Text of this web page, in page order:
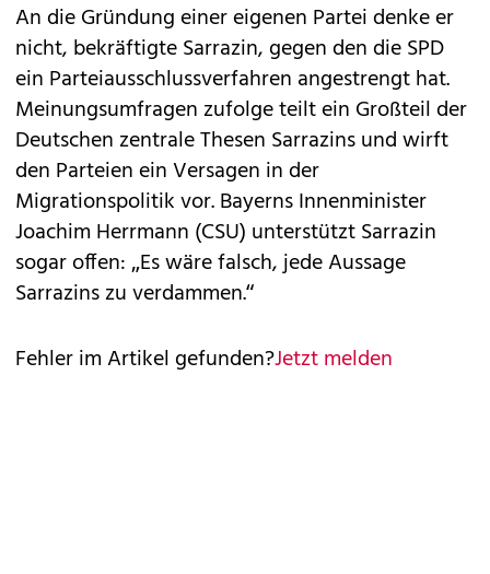
An die Gründung einer eigenen Partei denke er
nicht, bekräftigte Sarrazin, gegen den die SPD
ein Parteiausschlussverfahren angestrengt hat.
Meinungsumfragen zufolge teilt ein Großteil der
Deutschen zentrale Thesen Sarrazins und wirft
den Parteien ein Versagen in der
Migrationspolitik vor. Bayerns Innenminister
Joachim Herrmann (CSU) unterstützt Sarrazin
sogar offen: „Es wäre falsch, jede Aussage
Sarrazins zu verdammen.“
Fehler im Artikel gefunden?Jetzt melden